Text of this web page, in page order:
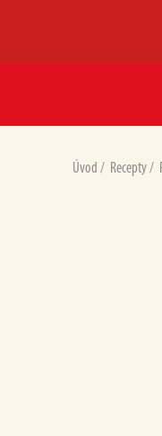
Úvod/ Recepty/